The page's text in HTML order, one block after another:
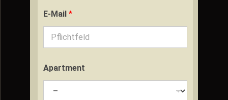
E-Mail *
Apartment